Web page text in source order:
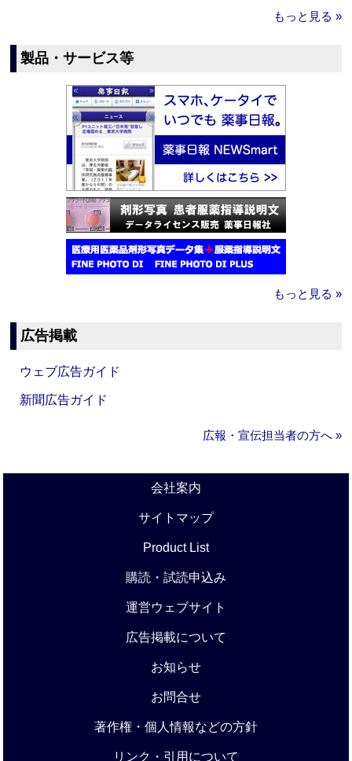
もっと見る »
製品・サービス等
もっと見る »
広告掲載
ウェブ広告ガイド
新聞広告ガイド
広報・宣伝担当者の方へ »
会社案内
サイトマップ
Product List
購読・試読申込み
運営ウェブサイト
広告掲載について
お知らせ
お問合せ
著作権・個人情報などの方針
リンク・引用について